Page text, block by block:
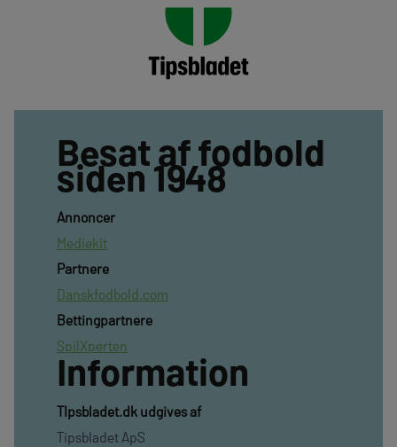
Besat af fodbold
siden 1948
Annoncer
Mediekit
Partnere
Danskfodbold.com
Bettingpartnere
SpilXperten
Information
TIpsbladet.dk udgives af
Tipsbladet ApS